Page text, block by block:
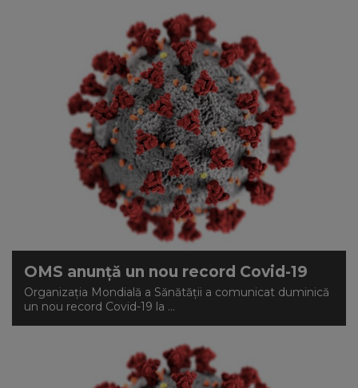
OMS anunță un nou record Covid-19
Organizaţia Mondială a Sănătăţii a comunicat duminică
un nou record Covid-19 la ...